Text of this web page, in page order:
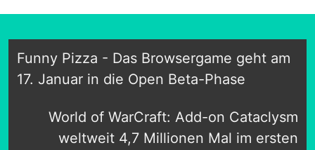
Funny Pizza - Das Browsergame geht am
17. Januar in die Open Beta-Phase
World of WarCraft: Add-on Cataclysm
weltweit 4,7 Millionen Mal im ersten